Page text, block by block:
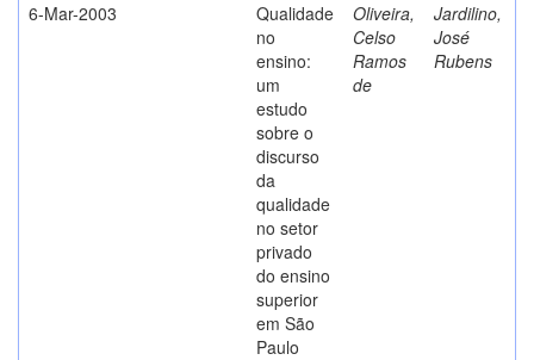
6-Mar-2003
Qualidade
no
ensino:
um
estudo
sobre o
discurso
da
qualidade
no setor
privado
do ensino
superior
em São
Paulo
Oliveira,
Celso
Ramos
de
Jardilino,
José
Rubens